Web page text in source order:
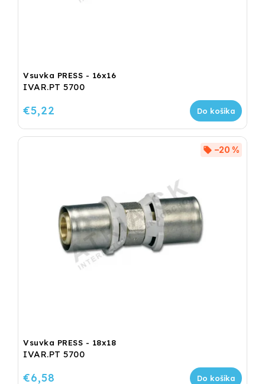
Vsuvka PRESS - 16x16
IVAR.PT 5700
€5,22 Do košíka
Vsuvka PRESS - 18x18
IVAR.PT 5700
–20 %
€6,58 Do košíka